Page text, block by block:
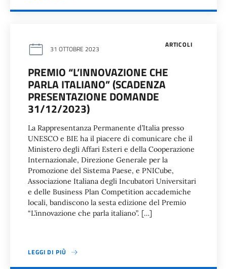
ARTICOLI
31 OTTOBRE 2023
PREMIO “L’INNOVAZIONE CHE
PARLA ITALIANO” (SCADENZA
PRESENTAZIONE DOMANDE
31/12/2023)
La Rappresentanza Permanente d’Italia presso
UNESCO e BIE ha il piacere di comunicare che il
Ministero degli Affari Esteri e della Cooperazione
Internazionale, Direzione Generale per la
Promozione del Sistema Paese, e PNICube,
Associazione Italiana degli Incubatori Universitari
e delle Business Plan Competition accademiche
locali, bandiscono la sesta edizione del Premio
“L’innovazione che parla italiano”. […]
LEGGI DI PIÙ